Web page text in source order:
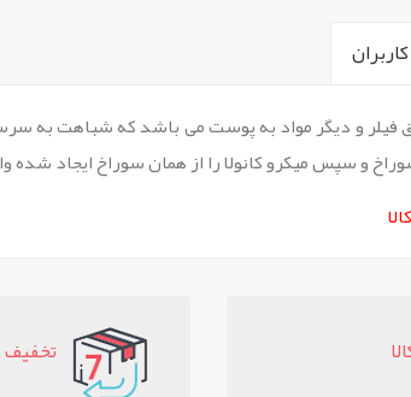
فیلر و دیگر مواد به پوست می باشد که شباهت به
و سپس میکرو کانولا را از همان سوراخ ایجاد شده
تخفيف